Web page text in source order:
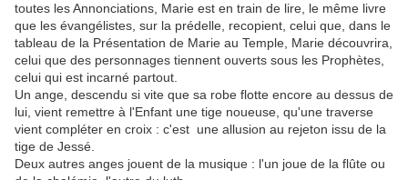
toutes les Annonciations, Marie est en train de lire, le même livre
que les évangélistes, sur la prédelle, recopient, celui que, dans le
tableau de la Présentation de Marie au Temple, Marie découvrira,
celui que des personnages tiennent ouverts sous les Prophètes,
celui qui est incarné partout.
Un ange, descendu si vite que sa robe flotte encore au dessus de
lui, vient remettre à l'Enfant une tige noueuse, qu'une traverse
vient compléter en croix : c'est une allusion au rejeton issu de la
tige de Jessé.
Deux autres anges jouent de la musique : l'un joue de la flûte ou